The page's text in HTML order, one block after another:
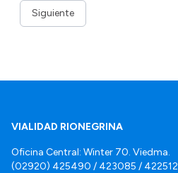
Siguiente
VIALIDAD RIONEGRINA
Oficina Central: Winter 70. Viedma.
(02920) 425490 / 423085 / 422512